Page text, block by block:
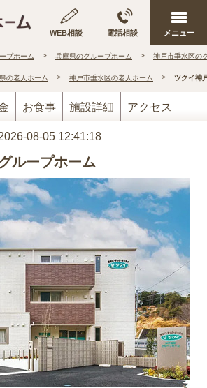
WEB相談 電話相談
プホーム 兵庫県のグループホーム 神戸市垂水区の
の老人ホーム 神戸市垂水区の老人ホーム ツクイ神
お食事 施設詳細 アクセス
08-05 12:41:18
ループホーム